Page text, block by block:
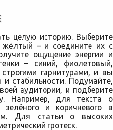
целую историю. Выберите
– и соедините их с
ощущение энергии и
– синий, фиолетовый,
гарнитурами, и вы
стабильности. Подумайте,
аудитории, и подберите
Например, для текста о
и коричневого в
Для статьи о высоких
гротеск.